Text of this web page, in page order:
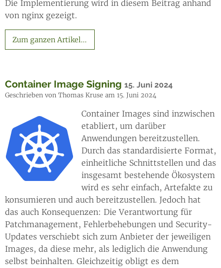
Die Implementierung wird in diesem Beitrag anhand
von nginx gezeigt.
Zum ganzen Artikel...
Container Image Signing 15. Juni 2024
Geschrieben von Thomas Kruse am 15. Juni 2024
Container Images sind inzwischen
etabliert, um darüber
Anwendungen bereitzustellen.
Durch das standardisierte Format,
einheitliche Schnittstellen und das
insgesamt bestehende Ökosystem
wird es sehr einfach, Artefakte zu
konsumieren und auch bereitzustellen. Jedoch hat
das auch Konsequenzen: Die Verantwortung für
Patchmanagement, Fehlerbehebungen und Security-
Updates verschiebt sich zum Anbieter der jeweiligen
Images, da diese mehr, als lediglich die Anwendung
selbst beinhalten. Gleichzeitig obligt es dem